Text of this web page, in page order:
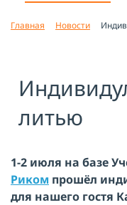
Главная Новости
литью
1-2 июля на базе
Риком прошёл
для нашего гостя